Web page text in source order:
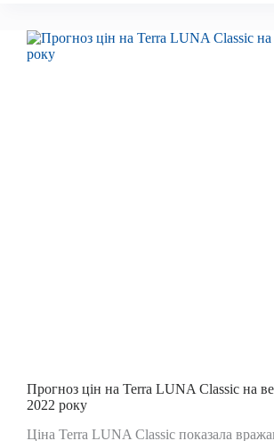
на
випробування
Прогноз цін на Terra LUNA Classic на
2022 року
Ціна Terra LUNA Classic показала